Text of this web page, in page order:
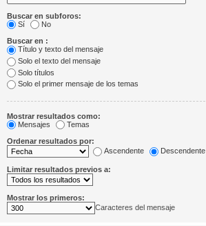
Buscar en subforos:
Sí
No
Buscar en :
Título y texto del mensaje
Solo el texto del mensaje
Solo títulos
Solo el primer mensaje de los temas
Mostrar resultados como:
Mensajes
Temas
Ordenar resultados por:
Ascendente
Descendente
Limitar resultados previos a:
Mostrar los primeros:
Caracteres del mensaje